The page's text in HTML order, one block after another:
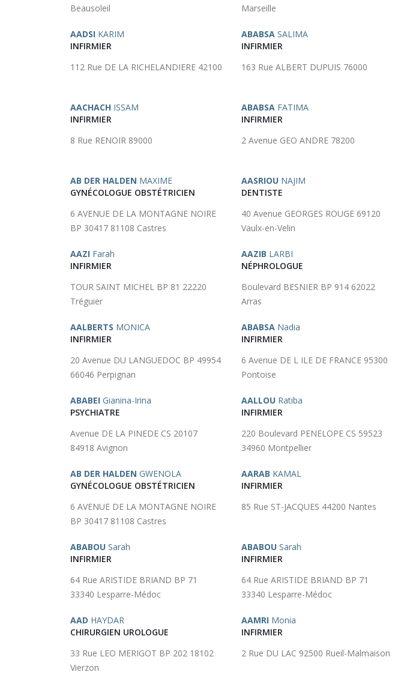
Beausoleil
Marseille
AADSI KARIM
INFIRMIER
112 Rue DE LA RICHELANDIERE 42100
ABABSA SALIMA
INFIRMIER
163 Rue ALBERT DUPUIS 76000
AACHACH ISSAM
INFIRMIER
8 Rue RENOIR 89000
ABABSA FATIMA
INFIRMIER
2 Avenue GEO ANDRE 78200
AB DER HALDEN MAXIME
GYNÉCOLOGUE OBSTÉTRICIEN
6 AVENUE DE LA MONTAGNE NOIRE
BP 30417 81108 Castres
AASRIOU NAJIM
DENTISTE
40 Avenue GEORGES ROUGE 69120
Vaulx-en-Velin
AAZI Farah
INFIRMIER
TOUR SAINT MICHEL BP 81 22220
Tréguier
AAZIB LARBI
NÉPHROLOGUE
Boulevard BESNIER BP 914 62022
Arras
AALBERTS MONICA
INFIRMIER
20 Avenue DU LANGUEDOC BP 49954
66046 Perpignan
ABABSA Nadia
INFIRMIER
6 Avenue DE L ILE DE FRANCE 95300
Pontoise
ABABEI Gianina-Irina
PSYCHIATRE
Avenue DE LA PINEDE CS 20107
84918 Avignon
AALLOU Ratiba
INFIRMIER
220 Boulevard PENELOPE CS 59523
34960 Montpellier
AB DER HALDEN GWENOLA
GYNÉCOLOGUE OBSTÉTRICIEN
6 AVENUE DE LA MONTAGNE NOIRE
BP 30417 81108 Castres
AARAB KAMAL
INFIRMIER
85 Rue ST-JACQUES 44200 Nantes
ABABOU Sarah
INFIRMIER
64 Rue ARISTIDE BRIAND BP 71
33340 Lesparre-Médoc
ABABOU Sarah
INFIRMIER
64 Rue ARISTIDE BRIAND BP 71
33340 Lesparre-Médoc
AAD HAYDAR
CHIRURGIEN UROLOGUE
33 Rue LEO MERIGOT BP 202 18102
Vierzon
AAMRI Monia
INFIRMIER
2 Rue DU LAC 92500 Rueil-Malmaison